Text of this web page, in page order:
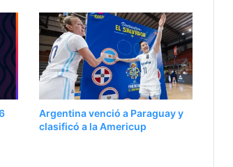
Argentina venció a Paraguay y
clasificó a la Americup